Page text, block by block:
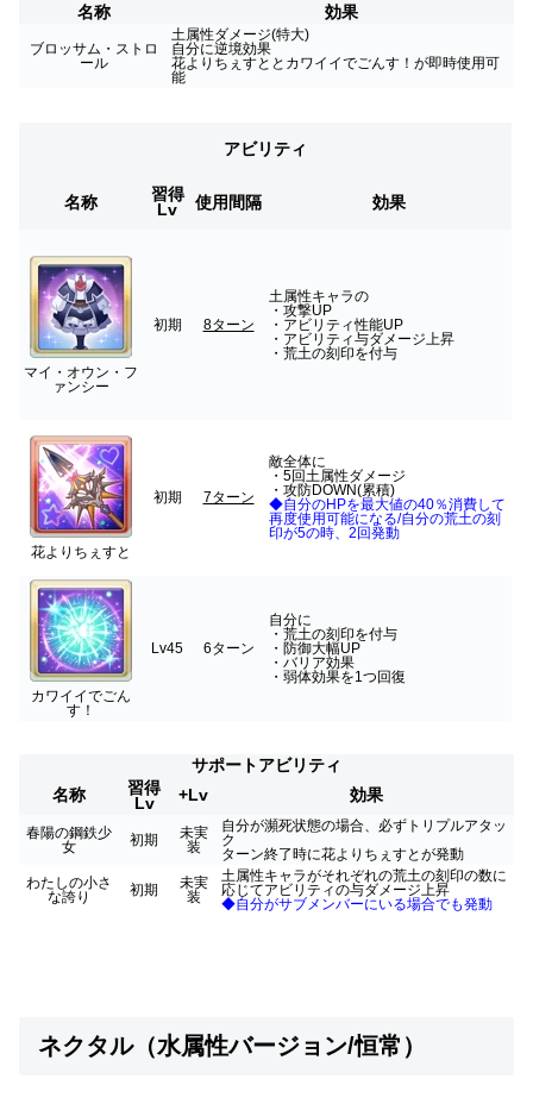
名称
効果
ブロッサム・ストロ
ール
土属性ダメージ(特大)
自分に逆境効果
花よりちぇすととカワイイでごんす！が即時使用可
能
アビリティ
名称
習得
Lv
使用間隔 効果
マイ・オウン・フ
ァンシー
初期 8ターン
土属性キャラの
・攻撃UP
・アビリティ性能UP
・アビリティ与ダメージ上昇
・荒土の刻印を付与
花よりちぇすと
初期 7ターン
敵全体に
・5回土属性ダメージ
・攻防DOWN(累積)
◆自分のHPを最大値の40％消費して
再度使用可能になる/自分の荒土の刻
印が5の時、2回発動
カワイイでごん
す！
Lv45 6ターン
自分に
・荒土の刻印を付与
・防御大幅UP
・バリア効果
・弱体効果を1つ回復
サポートアビリティ
名称
習得
Lv
+Lv 効果
春陽の鋼鉄少
女
初期
未実
装
自分が瀕死状態の場合、必ずトリプルアタッ
ク
ターン終了時に花よりちぇすとが発動
わたしの小さ
な誇り
初期
未実
装
土属性キャラがそれぞれの荒土の刻印の数に
応じてアビリティの与ダメージ上昇
◆自分がサブメンバーにいる場合でも発動
ネクタル（水属性バージョン/恒常）